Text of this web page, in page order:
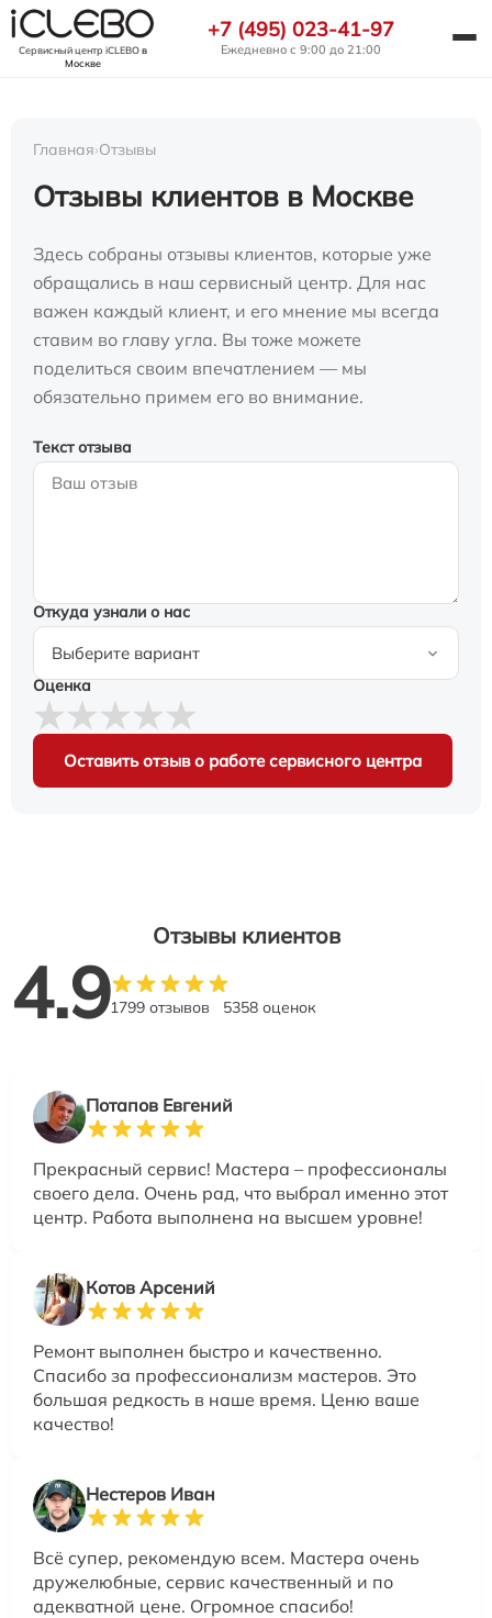
Сервисный центр iCLEBOв
Москве
+7 (495) 023-41-97
Ежедневно с 9:00 до 21:00
Главная›Отзывы
Отзывы клиентов в Москве
Здесь собраны отзывы клиентов, которые уже
обращались в наш сервисный центр. Для нас
важен каждый клиент, и его мнение мы всегда
ставим во главу угла. Вы тоже можете
поделиться своим впечатлением — мы
обязательно примем его во внимание.
Текст отзыва
Откуда узнали о нас
Оценка
Оставить отзыв о работе сервисного центра
Отзывы клиентов
4.91799 отзывов 5358 оценок
Потапов Евгений
Прекрасный сервис! Мастера – профессионалы
своего дела. Очень рад, что выбрал именно этот
центр. Работа выполнена на высшем уровне!
Котов Арсений
Ремонт выполнен быстро и качественно.
Спасибо за профессионализм мастеров. Это
большая редкость в наше время. Ценю ваше
качество!
Нестеров Иван
Всё супер, рекомендую всем. Мастера очень
дружелюбные, сервис качественный и по
адекватной цене. Огромное спасибо!